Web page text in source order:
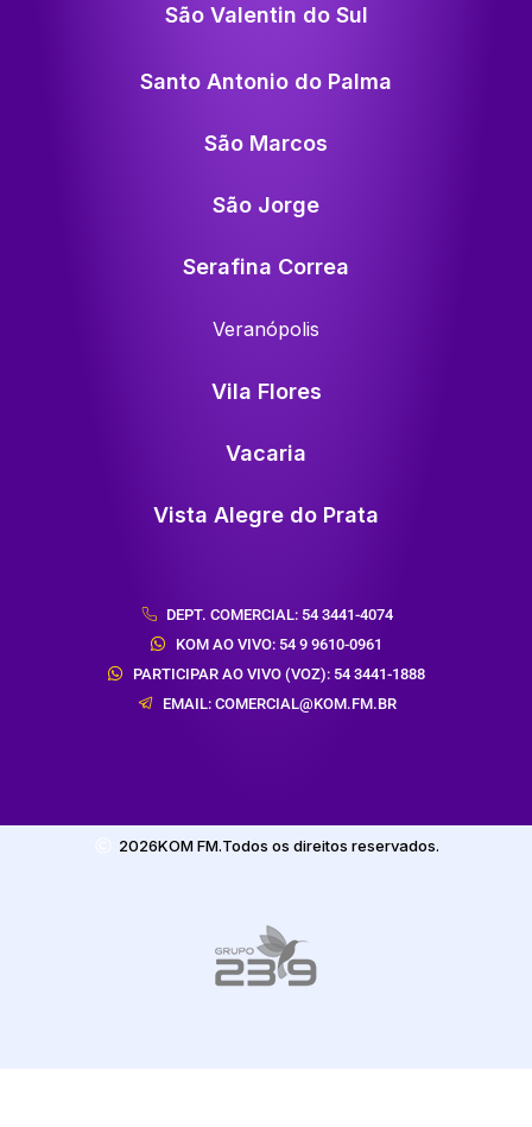
São Valentin do Sul
Santo Antonio do Palma
São Marcos
São Jorge
Serafina Correa
Veranópolis
Vila Flores
Vacaria
Vista Alegre do Prata
DEPT. COMERCIAL: 54 3441-4074
KOM AO VIVO: 54 9 9610-0961
PARTICIPAR AO VIVO (VOZ): 54 3441-1888
EMAIL: COMERCIAL@KOM.FM.BR
2026KOM FM.Todos os direitos reservados.